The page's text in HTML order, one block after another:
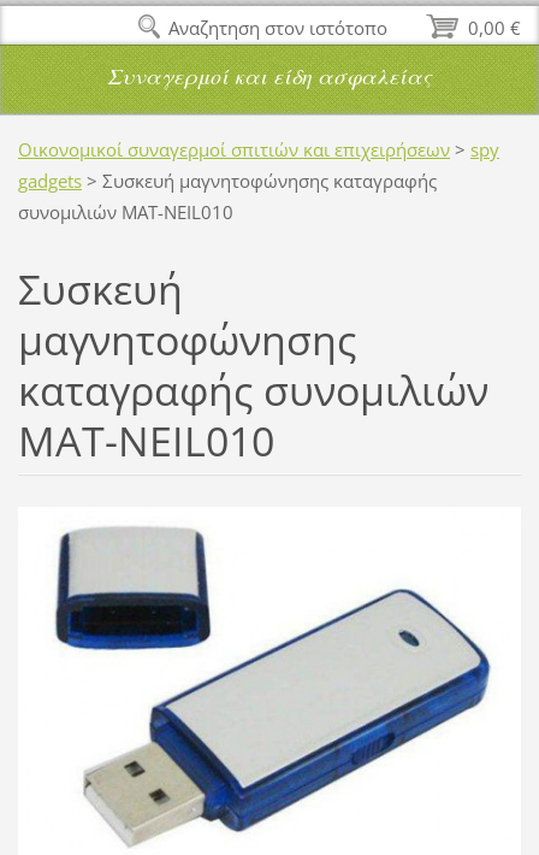
Συναγερμοί και είδη ασφαλείας
Οικονομικοί συναγερμοί σπιτιών και επιχειρήσεων > spy
gadgets > Συσκευή μαγνητοφώνησης καταγραφής
συνομιλιών MAT-NEIL010
Συσκευή
μαγνητοφώνησης
καταγραφής συνομιλιών
MAT-NEIL010
0,00 €
Αναζητηση στον ιστότοπο